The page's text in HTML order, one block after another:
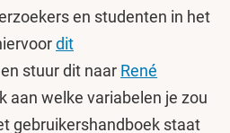
en studenten in het
dit
stuur dit naar René
aan welke variabelen je zou
gebruikershandboek staat